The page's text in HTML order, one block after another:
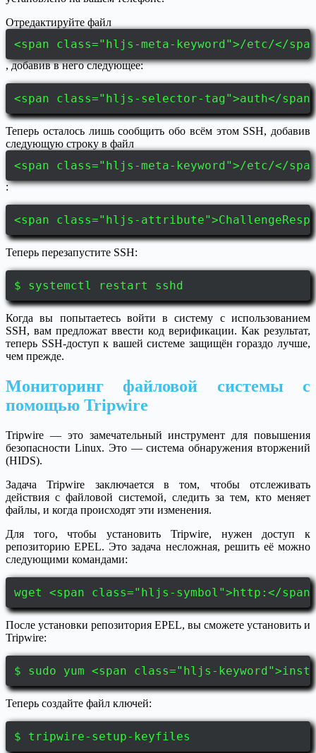
Отредактируйте файл
<span class="hljs-meta-keyword">/etc/</
, добавив в него следующее:
<span class="hljs-selector-tag">auth</
Теперь осталось лишь сообщить обо всём этом SSH, добавив
следующую строку в файл
<span class="hljs-meta-keyword">/etc/</
:
<span class="hljs-
Теперь перезапустите SSH:
$ systemctl restart sshd
Когда вы попытаетесь войти в систему с использованием
SSH, вам предложат ввести код верификации. Как результат,
теперь SSH-доступ к вашей системе защищён гораздо лучше,
чем прежде.
Мониторинг файловой системы с
помощью Tripwire
Tripwire — это замечательный инструмент для повышения
безопасности Linux. Это — система обнаружения вторжений
(HIDS).
Задача Tripwire заключается в том, чтобы отслеживать
действия с файловой системой, следить за тем, кто меняет
файлы, и когда происходят эти изменения.
Для того, чтобы установить Tripwire, нужен доступ к
репозиторию EPEL. Это задача несложная, решить её можно
следующими командами:
wget <span class="hljs-symbol">http:</
После установки репозитория EPEL, вы сможете установить и
Tripwire:
$ sudo yum <span class="hljs-
Теперь создайте файл ключей:
$ tripwire-setup-keyfiles